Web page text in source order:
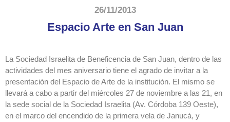
26/11/2013
Espacio Arte en San Juan
La Sociedad Israelita de Beneficencia de San Juan, dentro de las
actividades del mes aniversario tiene el agrado de invitar a la
presentación del Espacio de Arte de la institución. El mismo se
llevará a cabo a partir del miércoles 27 de noviembre a las 21, en
la sede social de la Sociedad Israelita (Av. Córdoba 139 Oeste),
en el marco del encendido de la primera vela de Janucá, y